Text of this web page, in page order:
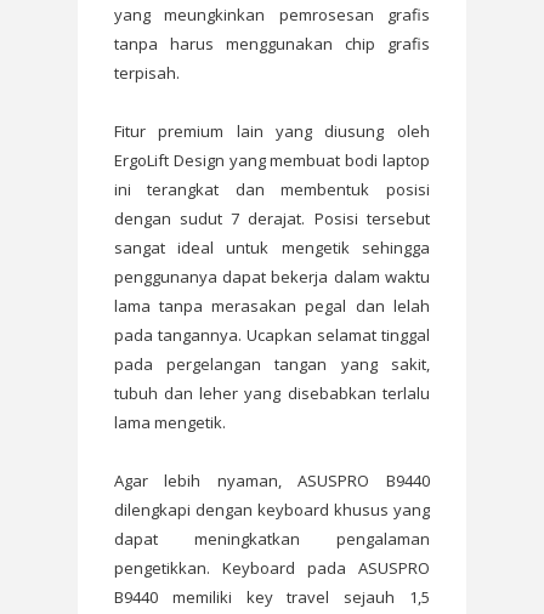
yang meungkinkan pemrosesan grafis
tanpa harus menggunakan chip grafis
terpisah.
Fitur premium lain yang diusung oleh
ErgoLift Design yang membuat bodi laptop
ini terangkat dan membentuk posisi
dengan sudut 7 derajat. Posisi tersebut
sangat ideal untuk mengetik sehingga
penggunanya dapat bekerja dalam waktu
lama tanpa merasakan pegal dan lelah
pada tangannya. Ucapkan selamat tinggal
pada pergelangan tangan yang sakit,
tubuh dan leher yang disebabkan terlalu
lama mengetik.
Agar lebih nyaman, ASUSPRO B9440
dilengkapi dengan keyboard khusus yang
dapat meningkatkan pengalaman
pengetikkan. Keyboard pada ASUSPRO
B9440 memiliki key travel sejauh 1,5